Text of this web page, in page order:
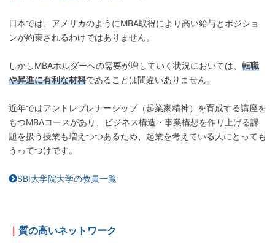
日本では、アメリカのようにMBA取得により高い給与とポジショ
ンが約束されるわけではありません。
しかしMBAホルダーへの需要が増していく状況においては、 転職
や昇進に有利な材料であることは間違いありません。
近年ではアントレプレナーシップ（起業家精神）を育成する講座を
もつMBAコースがあり、ビジネス構造・事業構想を作り上げる課
題を扱う授業も増えつつあるため、起業を考えている人にとっても
うってつけです。
SBI大学院大学の教員一覧
｜ 質の高いネットワーク